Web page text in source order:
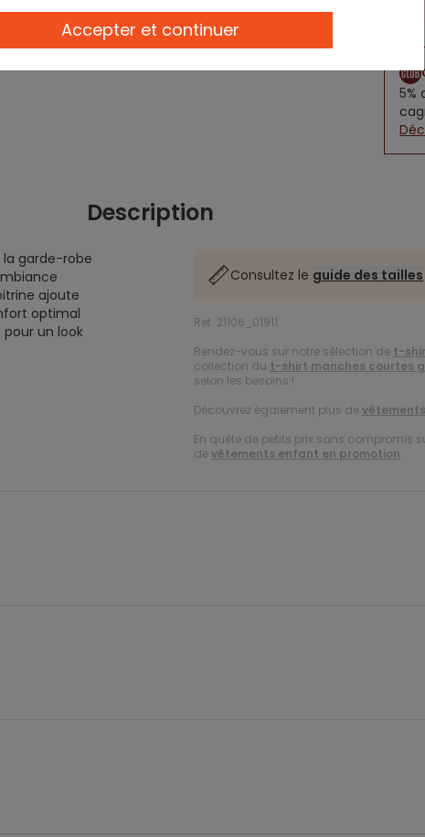
5%
Description
garde-robe
ajoute
optimal
un look
Consultez le guide des tailles
Ref. 21106_01911
Rendez-vous sur notre sélection de t-
collection du t-shirt manches courtes
selon les besoins !
Découvrez également plus de
En quête de petits prix sans compromis
devêtements enfant en promotion.
Accepter et continuer